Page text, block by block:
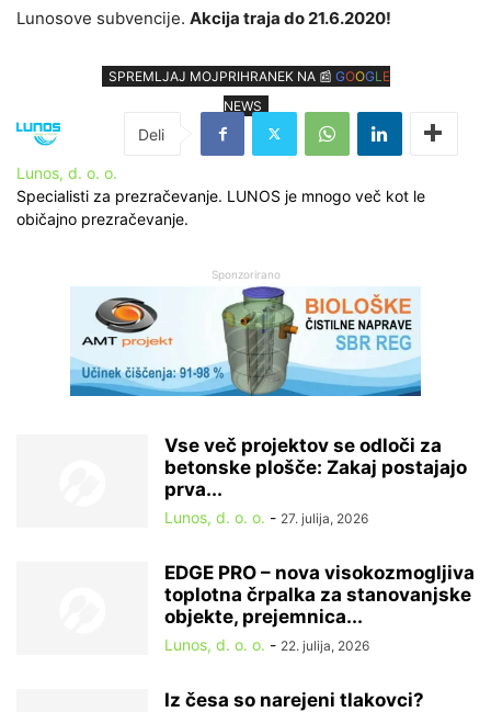
Lunosove subvencije. Akcija traja do 21.6.2020!
SPREMLJAJ MOJPRIHRANEK NA 📰 GOOGL E
NEWS
Lunos, d. o. o.
Specialisti za prezračevanje. LUNOS je mnogo več kot le
običajno prezračevanje.
Sponzorirano
Vse več projektov se odloči za
betonske plošče: Zakaj postajajo
prva...
Lunos, d. o. o. - 27. julija, 2026
EDGE PRO – nova visokozmogljiva
toplotna črpalka za stanovanjske
objekte, prejemnica...
Lunos, d. o. o. - 22. julija, 2026
Iz česa so narejeni tlakovci?